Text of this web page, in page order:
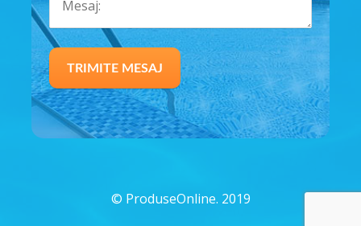
© ProduseOnline. 2019